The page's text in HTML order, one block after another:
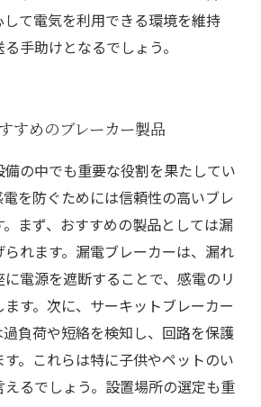
て電気を利用できる環境を維持
手助けとなるでしょう。
すめのブレーカー製品
の中でも重要な役割を果たしてい
を防ぐためには信頼性の高いブレ
まず、おすすめの製品としては漏
れます。漏電ブレーカーは、漏れ
電源を遮断することで、感電のリ
す。次に、サーキットブレーカー
負荷や短絡を検知し、回路を保護
。これらは特に子供やペットのい
るでしょう。設置場所の選定も重